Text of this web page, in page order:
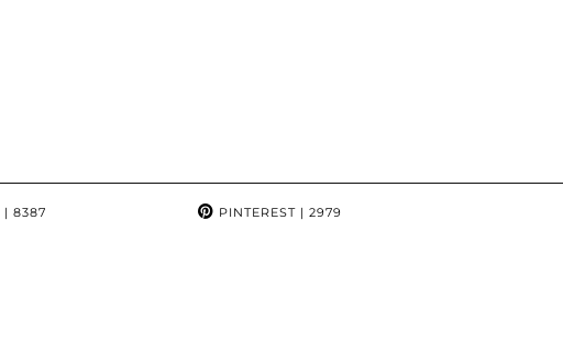
| 8387 PINTEREST| 2979